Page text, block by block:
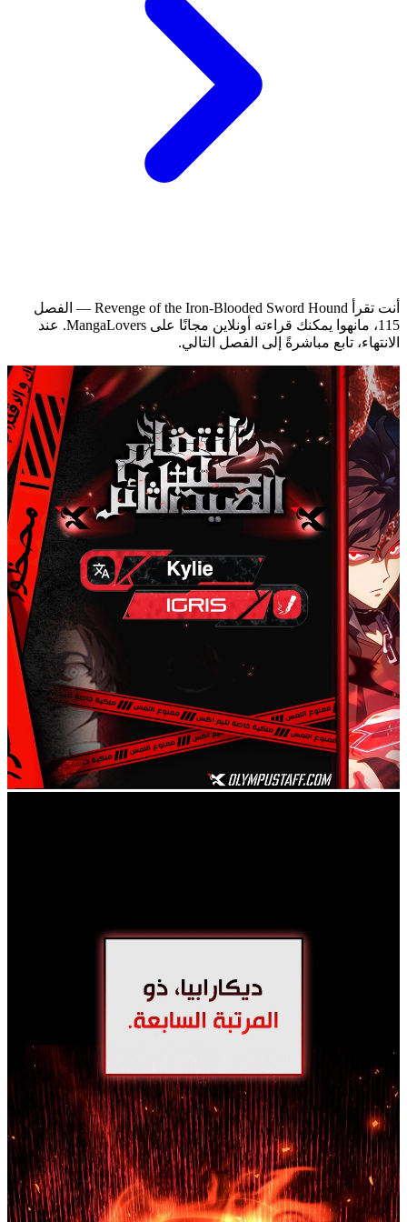
أنت تقرأ Revenge of the Iron-Blooded Sword Hound — الفصل
115، مانهوا يمكنك قراءته أونلاين مجانًا على MangaLovers.
عند
الانتهاء، تابع مباشرةً إلى الفصل التالي.